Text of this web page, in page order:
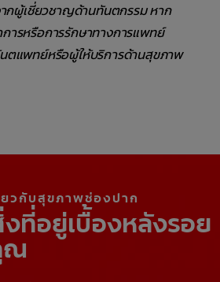
กผู้เชี่ยวชาญด้านทันตกรรม หาก
ารหรือการรักษาทางการแพทย์
ตแพทย์หรือผู้ให้บริการด้านสุขภาพ
วกับสุขภาพช่องปาก
งที่อยู่เบื้องหลังรอย
ณ